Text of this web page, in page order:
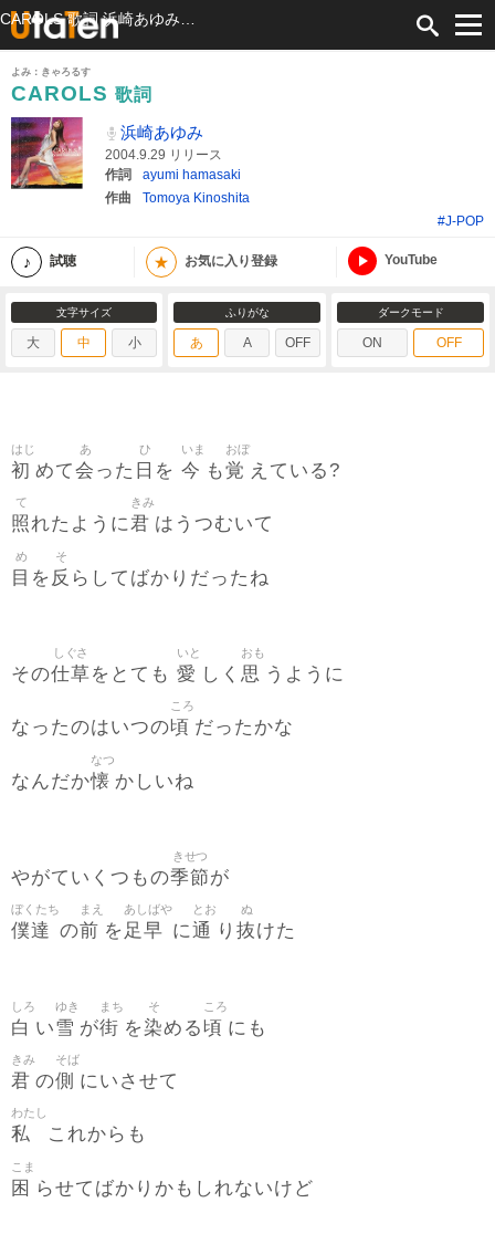
よみ：きゃろるす
CAROLS 歌詞
浜崎あゆみ
2004.9.29 リリース
作詞
ayumi hamasaki
作曲
Tomoya Kinoshita
#J-POP
試聴 ★ お気に入り登録 YouTube
文字サイズ
大 中 小
ふりがな
あ A OFF
ダークモード
ON OFF
初
はじ
めて会
あ
った 日
ひ
を 今
いま
も覚
おぼ
えている?
照
て
れたように君
きみ
はうつむいて
目
め
を 反
そ
らしてばかりだったね
その仕草
しぐさ
をとても 愛
いと
しく 思
おも
うように
なったのはいつの頃
ころ
だったかな
なんだか懐
なつ
かしいね
やがていくつもの季節
きせつ
が
僕達
ぼくたち
の前
まえ
を 足早
あしばや
に通
とお
り 抜
ぬ
けた
白
しろ
い雪
ゆき
が街
まち
を染
そ
める頃
ころ
にも
君
きみ
の側
そば
にいさせて
私
わたし
これからも
困
こま
らせてばかりかもしれないけど